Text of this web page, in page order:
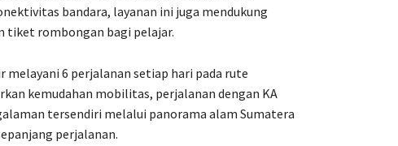
bandara, layanan ini juga mendukung
tiket rombongan bagi pelajar.
melayani 6 perjalanan setiap hari pada rute
kemudahan mobilitas, perjalanan dengan KA
tersendiri melalui panorama alam Sumatera
perjalanan.